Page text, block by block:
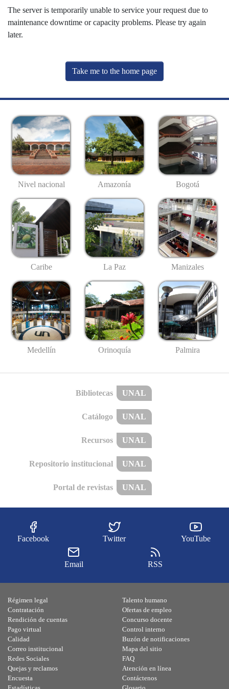
The server is temporarily unable to service your request due to
maintenance downtime or capacity problems. Please try again
later.
Take me to the home page
Nivel nacional Amazonía Bogotá
Caribe La Paz Manizales
Medellín Orinoquía Palmira
Bibliotecas UNAL
Catálogo UNAL
Recursos UNAL
Repositorio institucional UNAL
Portal de revistas UNAL
Facebook Twitter YouTube
Email RSS
Régimen legal
Contratación
Rendición de cuentas
Pago virtual
Calidad
Talento humano
Ofertas de empleo
Concurso docente
Control interno
Buzón de notificaciones
Correo institucional
Redes Sociales
Quejas y reclamos
Encuesta
Mapa del sitio
FAQ
Atención en línea
Contáctenos